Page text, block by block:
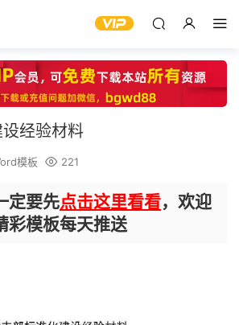
经验材料
模板 221
定要先点击这里看看，欢迎
彩模板每天推送